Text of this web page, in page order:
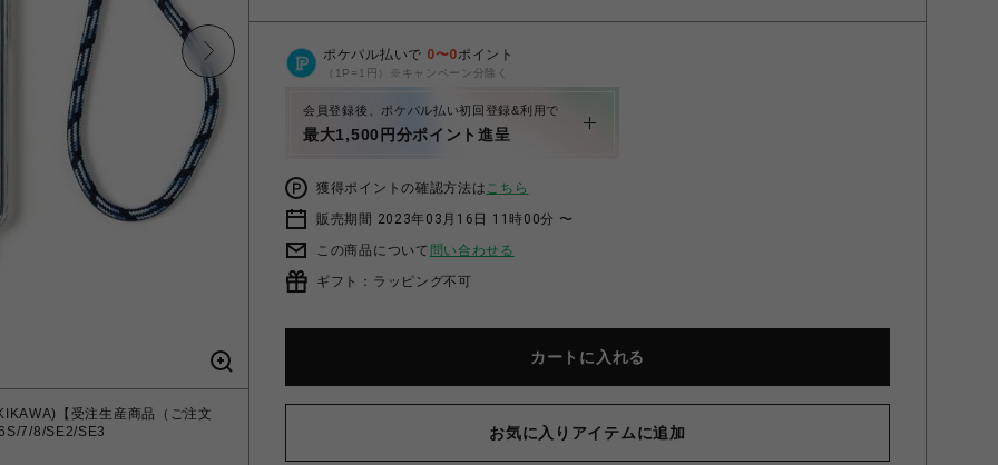
【受注生産商品（ご注文
7/8/SE2/SE3
ポケパル払いで 0〜0ポイント
（1P=1円）※キャンペーン分除く
会員登録後、ポケパル払い初回登録&利用で
最大1,500円分ポイント進呈
獲得ポイントの確認方法はこちら
販売期間 2023年03月16日 11時00分 〜
この商品について 問い合わせる
ギフト：ラッピング不可
カートに入れる
お気に入りアイテムに追加